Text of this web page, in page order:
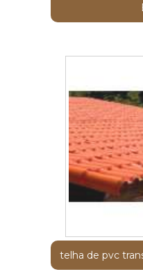
telha de pvc